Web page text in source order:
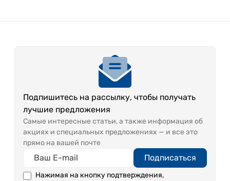
Подпишитесь на рассылку, чтобы получать
лучшие предложения
Самые интересные статьи, а также информация об
акциях и специальных предложениях — и все это
прямо на вашей почте
Подписаться
Нажимая на кнопку подтверждения,